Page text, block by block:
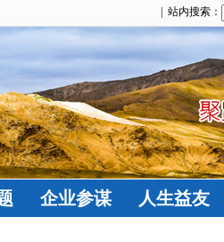
| 站内搜索：
企业参谋 人生益友